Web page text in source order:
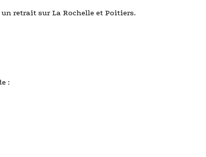
retrait sur La Rochelle et Poitiers.
: